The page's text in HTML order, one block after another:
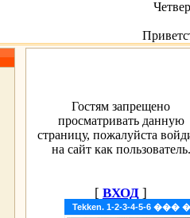
Tekken. 1-2-3-4-5-6
Гостям запрещено
просматривать данную
страницу, пожалуйста
на сайт как пользователь.
[ ВХОД ]